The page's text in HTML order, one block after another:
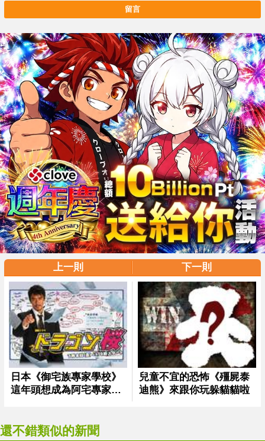
留言
上一則 下一則
還不錯類似的新聞